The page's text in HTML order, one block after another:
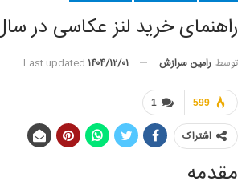
راهنمای خرید لنز عکاسی در سال
توسط رامین سرازش Last updated ۱۴۰۴/۱۲/۰۱
1 599
اشتراک
مقدمه